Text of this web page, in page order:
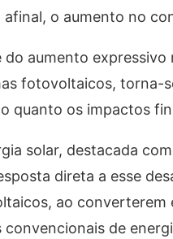
afinal, o aumento no
do aumento
fotovoltaicos, torna-
quanto os impactos
solar, destacada
direta a esse
ao converterem
de